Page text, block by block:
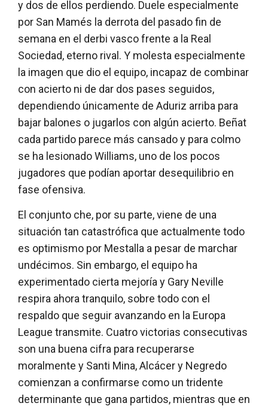
y dos de ellos perdiendo. Duele especialmente
por San Mamés la derrota del pasado fin de
semana en el derbi vasco frente a la Real
Sociedad, eterno rival. Y molesta especialmente
la imagen que dio el equipo, incapaz de combinar
con acierto ni de dar dos pases seguidos,
dependiendo únicamente de Aduriz arriba para
bajar balones o jugarlos con algún acierto. Beñat
cada partido parece más cansado y para colmo
se ha lesionado Williams, uno de los pocos
jugadores que podían aportar desequilibrio en
fase ofensiva.
El conjunto che, por su parte, viene de una
situación tan catastrófica que actualmente todo
es optimismo por Mestalla a pesar de marchar
undécimos. Sin embargo, el equipo ha
experimentado cierta mejoría y Gary Neville
respira ahora tranquilo, sobre todo con el
respaldo que seguir avanzando en la Europa
League transmite. Cuatro victorias consecutivas
son una buena cifra para recuperarse
moralmente y Santi Mina, Alcácer y Negredo
comienzan a confirmarse como un tridente
determinante que gana partidos, mientras que en